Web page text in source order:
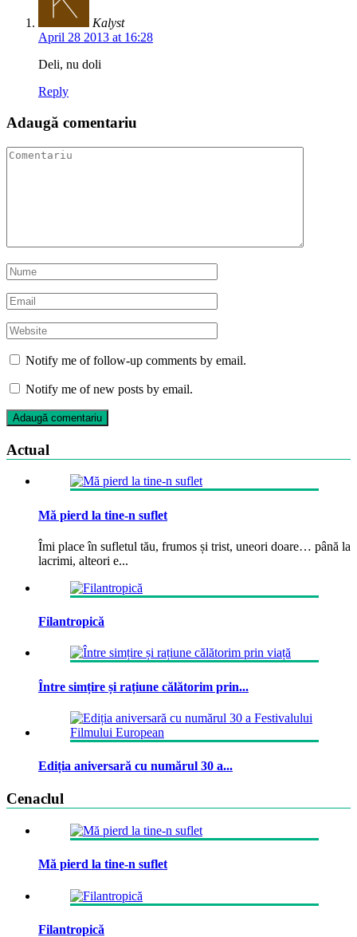
Kalyst
April 28 2013 at 16:28
Deli, nu doli
Reply
Adaugă comentariu
Notify me of follow-up comments by email.
Notify me of new posts by email.
Actual
Mă pierd la tine-n suflet
Îmi place în sufletul tău, frumos și trist, uneori doare… până la
lacrimi, alteori e...
Filantropică
Între simțire și rațiune călătorim prin...
Ediția aniversară cu numărul 30 a...
Cenaclul
Mă pierd la tine-n suflet
Filantropică